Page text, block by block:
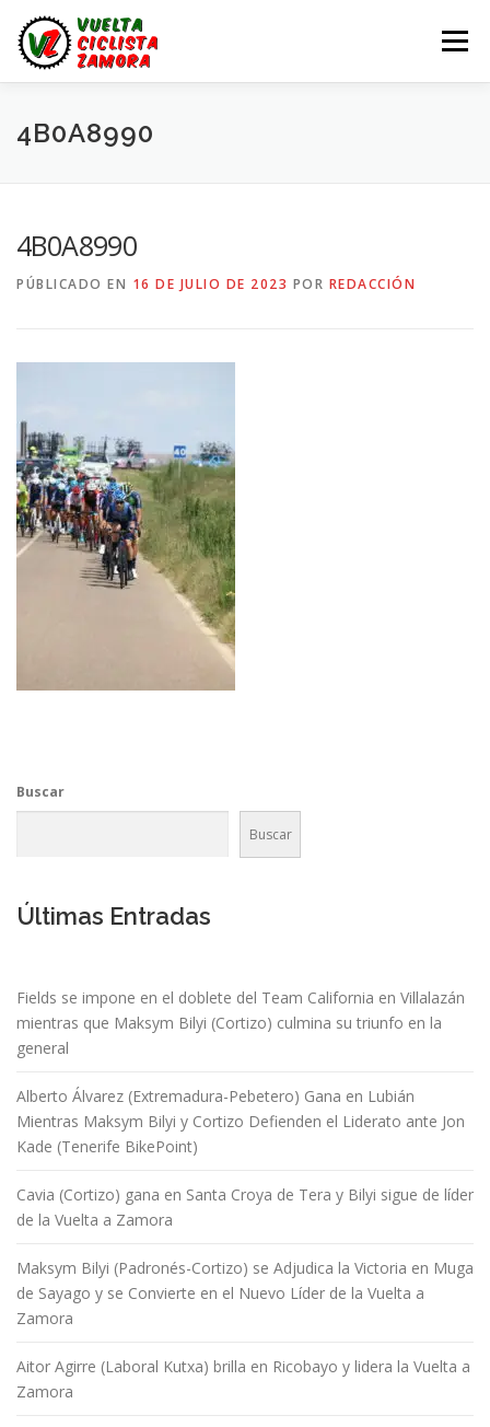
contenido
Menú
LA VUELTA ZAMORA
4B0A8990
4B0A8990
PÚBLICADO EN 16 DE JULIO DE 2023 POR REDACCIÓN
Buscar
Buscar
Últimas Entradas
Fields se impone en el doblete del Team California en Villalazán
mientras que Maksym Bilyi (Cortizo) culmina su triunfo en la
general
Alberto Álvarez (Extremadura-Pebetero) Gana en Lubián
Mientras Maksym Bilyi y Cortizo Defienden el Liderato ante Jon
Kade (Tenerife BikePoint)
Cavia (Cortizo) gana en Santa Croya de Tera y Bilyi sigue de líder
de la Vuelta a Zamora
Maksym Bilyi (Padronés-Cortizo) se Adjudica la Victoria en Muga
de Sayago y se Convierte en el Nuevo Líder de la Vuelta a
Zamora
Aitor Agirre (Laboral Kutxa) brilla en Ricobayo y lidera la Vuelta a
Zamora